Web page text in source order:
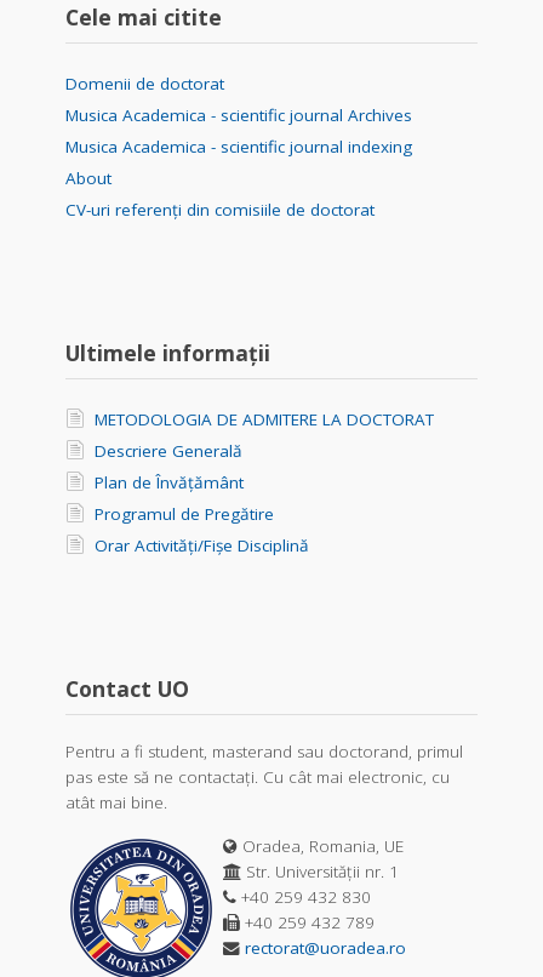
Cele mai citite
Domenii de doctorat
Musica Academica - scientific journal Archives
Musica Academica - scientific journal indexing
About
CV-uri referenți din comisiile de doctorat
Ultimele informații
METODOLOGIA DE ADMITERE LA DOCTORAT
Descriere Generală
Plan de Învățământ
Programul de Pregătire
Orar Activități/Fișe Disciplină
Contact UO
Pentru a fi student, masterand sau doctorand, primul
pas este să ne contactați. Cu cât mai electronic, cu
atât mai bine.
Oradea, Romania, UE
Str. Universității nr. 1
+40 259 432 830
+40 259 432 789
rectorat@uoradea.ro